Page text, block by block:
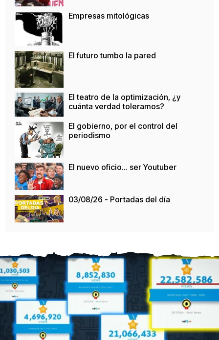
Empresas mitológicas
El futuro tumbo la pared
El teatro de la optimización, ¿y
cuánta verdad toleramos?
El gobierno, por el control del
periodismo
El nuevo oficio... ser Youtuber
03/08/26 - Portadas del día